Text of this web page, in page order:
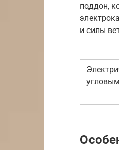
поддон,
и силы